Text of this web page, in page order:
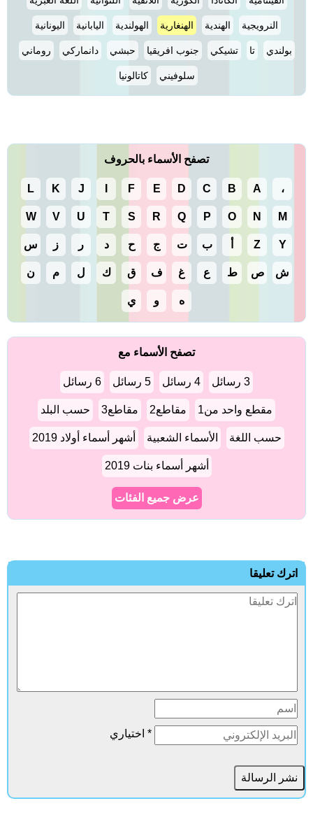
النرويجية الهندية الهنغارية الهولندية اليابانية اليونانية
بولندي تا تشيكي جنوب افريقيا حبشي دانماركي روماني
سلوفيني كاتالونيا
تصفح الأسماء بالحروف
، A
B
C
D
E
F
J
K
L
M
N
O
P
Q
R
S
T
U
V
W
Y
Z ب ت ج ح د ر ز س
ش ص ط ع غ ف ق ك ل م ن
ه و ي
تصفح الأسماء مع
3 رسائل 4 رسائل 5 رسائل 6 رسائل
مقطع واحد من1 مقاطع2 مقاطع3 حسب البلد
حسب اللغة الأسماء الشعبية أشهر أسماء أولاد 2019
أشهر أسماء بنات 2019
عرض جميع الفئات
اترك تعليقا
* اختياري